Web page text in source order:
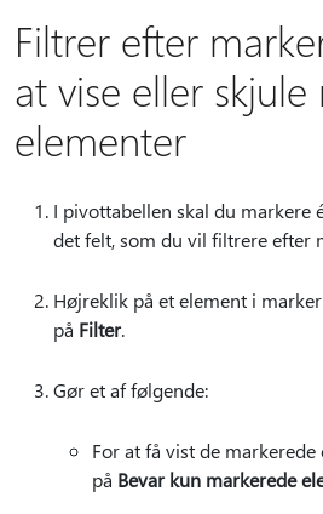
Filtrer efter
at vise eller
elementer
I pivottabellen skal du markere
det felt, som du vil filtrere efter
Højreklik på et element i
på Filter.
Gør et af følgende:
For at få vist de
på Bevar kun markerede